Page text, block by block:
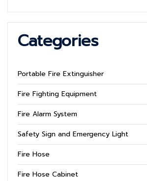
Categories
Portable Fire Extinguisher
Fire Fighting Equipment
Fire Alarm System
Safety Sign and Emergency Light
Fire Hose
Fire Hose Cabinet